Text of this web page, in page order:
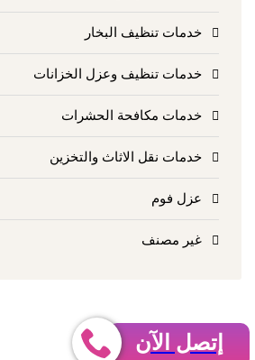
خدمات تنظيف البخار
خدمات تنظيف وعزل الخزانات
خدمات مكافحة الحشرات
خدمات نقل الاثاث والتخزين
عزل فوم
غير مصنف
إتصل الآن